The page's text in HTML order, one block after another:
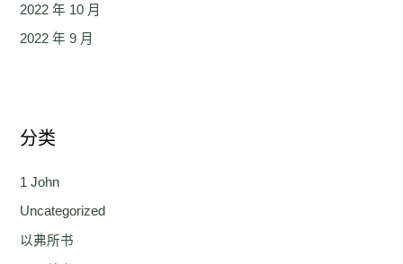
2022 年 10 月
2022 年 9 月
分类
1 John
Uncategorized
以弗所书